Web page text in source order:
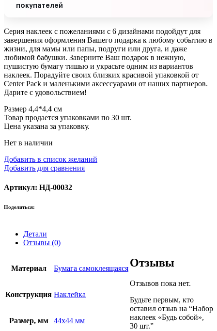
покупателей
Серия наклеек с пожеланиями с 6 дизайнами подойдут для
завершения оформления Вашего подарка к любому событию в
жизни, для мамы или папы, подруги или друга, и даже
любимой бабушки. Заверните Ваш подарок в нежную,
пушистую бумагу тишью и украсьте одним из вариантов
наклеек. Порадуйте своих близких красивой упаковкой от
Center Pack и маленькими аксессуарами от наших партнеров.
Дарите с удовольствием!
Размер 4,4*4,4 см
Товар продается упаковками по 30 шт.
Цена указана за упаковку.
Нет в наличии
Добавить в список желаний
Добавить для сравнения
Артикул: НД-00032
Поделиться:
Детали
Отзывы (0)
Материал Бумага самоклеящаяся
Конструкция Наклейка
Размер, мм 44х44 мм
Отзывы
Отзывов пока нет.
Будьте первым, кто
оставил отзыв на “Набор
наклеек «Будь собой»,
30 шт.”